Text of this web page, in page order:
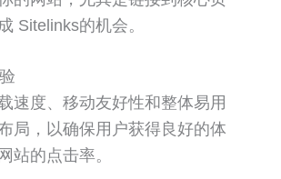
Sitelinks的机会。
速度、移动友好性和整体易用
局，以确保用户获得良好的体
站的点击率。